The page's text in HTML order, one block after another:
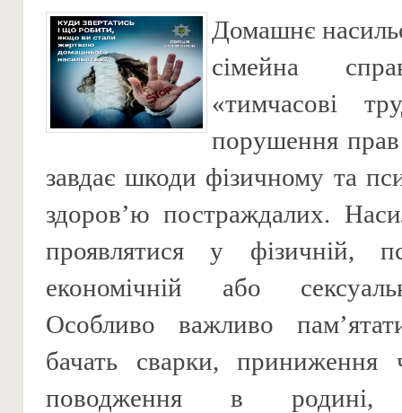
Домашнє
сімейна
«тимчасові
порушення
завдає шкоди фізичному та
здоров’ю постраждалих.
проявлятися у фізичній,
економічній або
Особливо важливо
бачать сварки, приниження
поводження в